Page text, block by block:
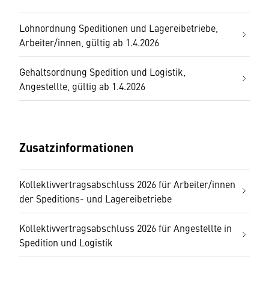
Lohnordnung Speditionen und Lagereibetriebe,
Arbeiter/innen, gültig ab 1.4.2026
Gehaltsordnung Spedition und Logistik,
Angestellte, gültig ab 1.4.2026
Zusatzinformationen
Kollektivvertragsabschluss 2026 für Arbeiter/innen
der Speditions- und Lagereibetriebe
Kollektivvertragsabschluss 2026 für Angestellte in
Spedition und Logistik